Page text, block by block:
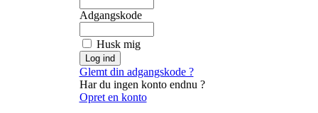
Adgangskode
Husk mig
Glemt din adgangskode ?
Har du ingen konto endnu ?
Opret en konto